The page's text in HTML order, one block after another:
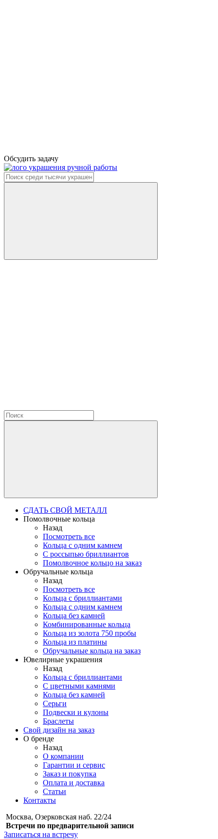
Обсудить задачу
украшения ручной работы
СДАТЬ СВОЙ МЕТАЛЛ
Помолвочные кольца
Назад
Посмотреть все
Кольца с одним камнем
С россыпью бриллиантов
Помолвочное кольцо на заказ
Обручальные кольца
Назад
Посмотреть все
Кольца с бриллиантами
Кольца с одним камнем
Кольца без камней
Комбинированные кольца
Кольца из золота 750 пробы
Кольца из платины
Обручальные кольца на заказ
Ювелирные украшения
Назад
Кольца с бриллиантами
С цветными камнями
Кольца без камней
Серьги
Подвески и кулоны
Браслеты
Свой дизайн на заказ
О бренде
Назад
О компании
Гарантии и сервис
Заказ и покупка
Оплата и доставка
Статьи
Контакты
Москва, Озерковская наб. 22/24
Встречи по предварительной записи
Записаться на встречу